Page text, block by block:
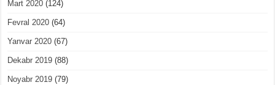
Mart 2020 (124)
Fevral 2020 (64)
Yanvar 2020 (67)
Dekabr 2019 (88)
Noyabr 2019 (79)